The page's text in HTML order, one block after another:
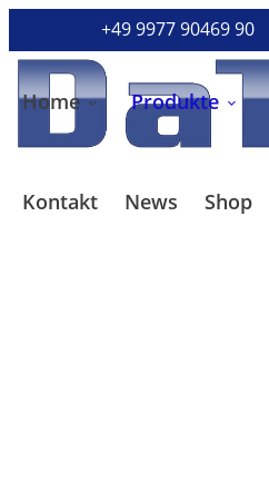
+49 9977 90469 90
Home Produkte
Kontakt News Shop